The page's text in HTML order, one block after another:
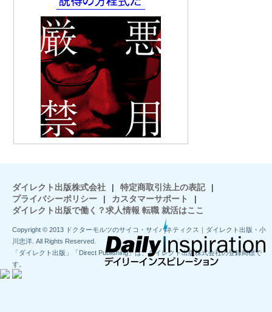
ダイレクト出版株式会社 | 特定商取引法上の表記
|
プライバシーポリシー
| カスタマーサポート
|
ダイレクト出版で働く？求人情報 転職 就活はここ
Copyright © 2013 ドクターモルツのサイコ・サイバネティクス｜ダイレクト出版・小
川忠洋. All Rights Reserved.
「ダイレクト出版」「Direct Publishing」は、ダイレクト出版株式会社の登録商標で
す。